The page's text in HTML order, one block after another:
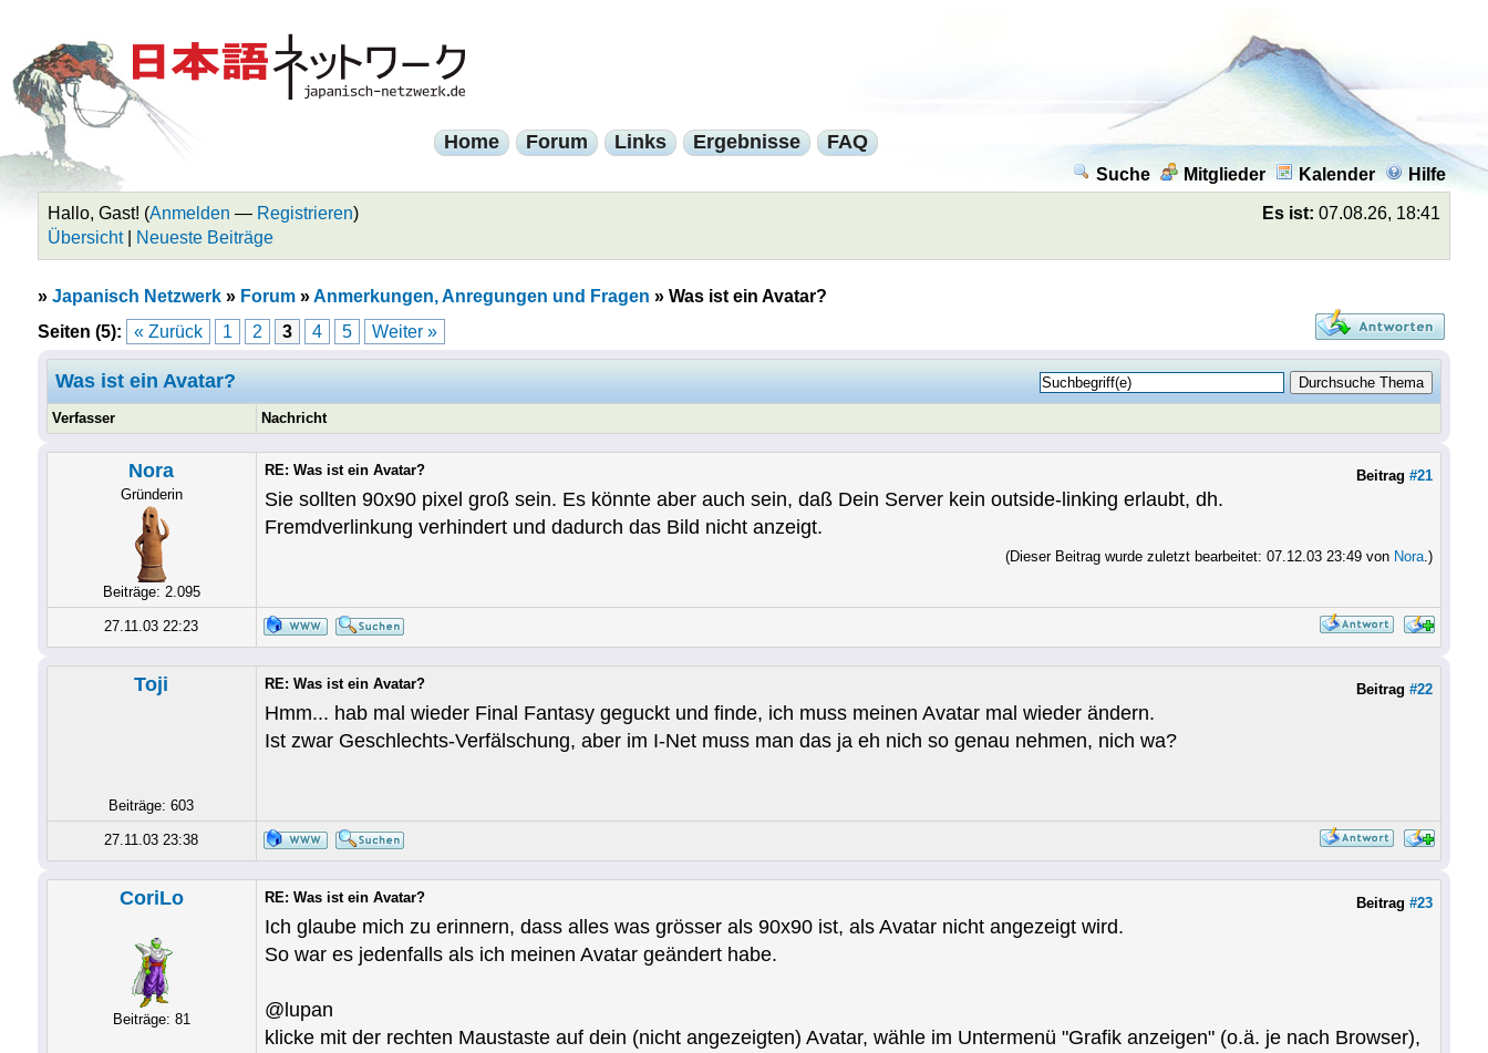
Home Forum Links Ergebnisse FAQ
Suche Mitglieder Kalender Hilfe
Es ist: 07.08.26, 18:41
Hallo, Gast! (Anmelden — Registrieren)
Übersicht| Neueste Beiträge
» Japanisch Netzwerk» Forum»Anmerkungen, Anregungen und Fragen » Was ist ein Avatar?
Seiten (5):
« Zurück 1 2 3 4 5 Weiter »
Was ist ein Avatar?
Verfasser Nachricht
Nora
Gründerin
Beiträge: 2.095
Beitrag #21
RE: Was ist ein Avatar?
Sie sollten 90x90 pixel groß sein. Es könnte aber auch sein, daß Dein Server kein outside-linking erlaubt, dh.
Fremdverlinkung verhindert und dadurch das Bild nicht anzeigt.
(Dieser Beitrag wurde zuletzt bearbeitet: 07.12.03 23:49 von Nora.)
27.11.03 22:23
Toji
Beiträge: 603
Beitrag #22
RE: Was ist ein Avatar?
Hmm... hab mal wieder Final Fantasy geguckt und finde, ich muss meinen Avatar mal wieder ändern.
Ist zwar Geschlechts-Verfälschung, aber im I-Net muss man das ja eh nich so genau nehmen, nich wa?
27.11.03 23:38
CoriLo
Beiträge: 81
Beitrag #23
RE: Was ist ein Avatar?
Ich glaube mich zu erinnern, dass alles was grösser als 90x90 ist, als Avatar nicht angezeigt wird.
So war es jedenfalls als ich meinen Avatar geändert habe.
@lupan
klicke mit der rechten Maustaste auf dein (nicht angezeigten) Avatar, wähle im Untermenü "Grafik anzeigen" (o.ä. je nach Browser),